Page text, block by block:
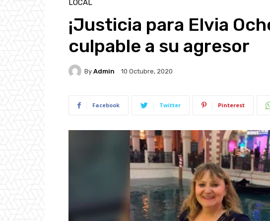
LOCAL
¡Justicia para Elvia
culpable a su agresor
By Admin 10 Octubre, 2020
Facebook Twitter Pinterest